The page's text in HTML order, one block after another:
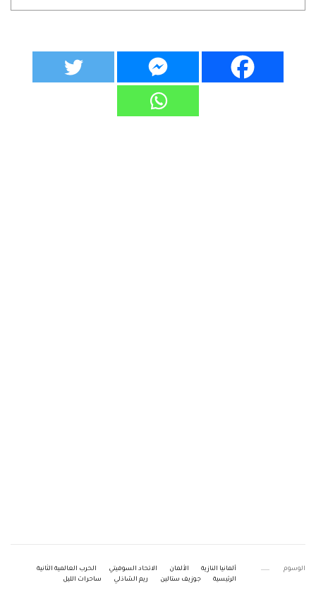
الوسوم ألمانيا النازية الألمان الاتحاد السوفيتي
الحرب العالمية الثانية
الرئيسية
جوزيف ستالين ريم الشاذلي ساحرات الليل